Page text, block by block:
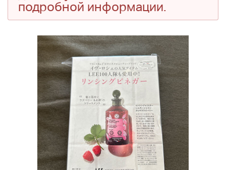
подробной информации.